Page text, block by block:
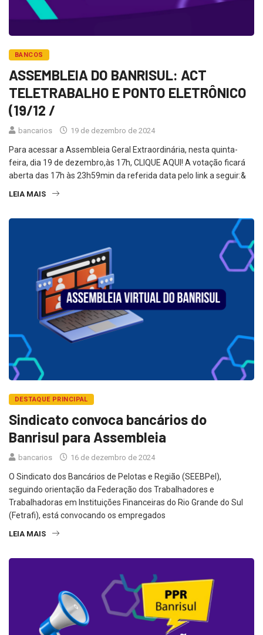
BANCOS
ASSEMBLEIA DO BANRISUL: ACT
TELETRABALHO E PONTO ELETRÔNICO
(19/12 /
bancarios 19 de dezembro de 2024
Para acessar a Assembleia Geral Extraordinária, nesta quinta-
feira, dia 19 de dezembro,às 17h, CLIQUE AQUI! A votação ficará
aberta das 17h às 23h59min da referida data pelo link a seguir:&
LEIA MAIS
DESTAQUE PRINCIPAL
Sindicato convoca bancários do
Banrisul para Assembleia
bancarios 16 de dezembro de 2024
O Sindicato dos Bancários de Pelotas e Região (SEEBPel),
seguindo orientação da Federação dos Trabalhadores e
Trabalhadoras em Instituições Financeiras do Rio Grande do Sul
(Fetrafi), está convocando os empregados
LEIA MAIS